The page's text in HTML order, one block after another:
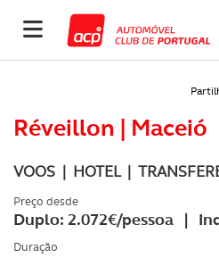
Réveillon | Maceió
VOOS | HOTEL |
Preço desde
Duplo: 2.072€/pessoa |
Duração